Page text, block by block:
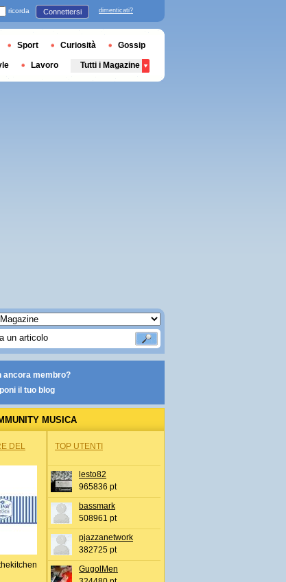
ancora membro?
il tuo blog
MUSICA
DEL
TOP UTENTI
lesto82
965836 pt
bassmark
508961 pt
pjazzanetwork
382725 pt
GugolMen
ricorda Connettersi dimenticati?
Sport Curiosità Gossip
Lavoro Tutti i Magazine